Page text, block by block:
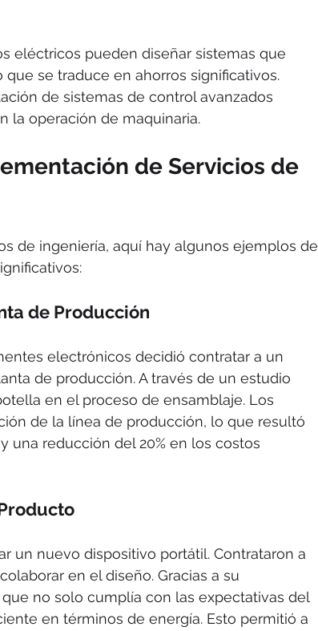
eléctricos pueden diseñar sistemas que
se traduce en ahorros significativos.
de sistemas de control avanzados
la operación de maquinaria.
de Servicios de
de ingeniería, aquí hay algunos ejemplos de
de Producción
electrónicos decidió contratar a un
de producción. A través de un estudio
en el proceso de ensamblaje. Los
de la línea de producción, lo que resultó
una reducción del 20% en los costos
un nuevo dispositivo portátil. Contrataron a
en el diseño. Gracias a su
no solo cumplía con las expectativas del
en términos de energía. Esto permitió a